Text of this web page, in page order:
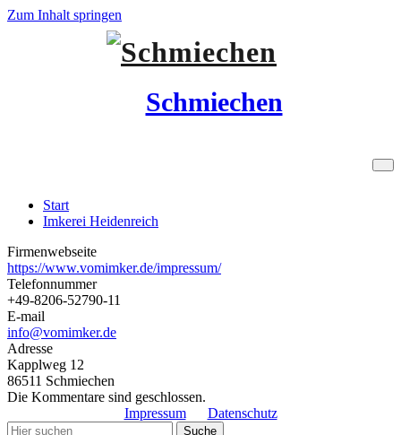
Zum Inhalt springen
Schmiechen
Start
Imkerei Heidenreich
Firmenwebseite
https://www.vomimker.de/impressum/
Telefonnummer
+49-8206-52790-11
E-mail
info@vomimker.de
Adresse
Kapplweg 12
86511 Schmiechen
Die Kommentare sind geschlossen.
Impressum
Datenschutz